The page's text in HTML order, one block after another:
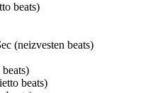
beats)
(neizvesten beats)
beats)